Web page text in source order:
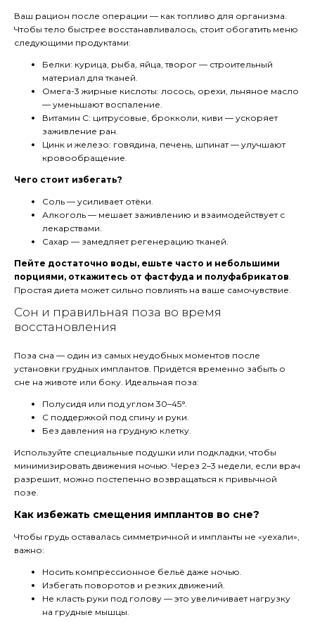
Ваш рацион после операции — как топливо для организма.
Чтобы тело быстрее восстанавливалось, стоит обогатить меню
следующими продуктами:
Белки: курица, рыба, яйца, творог — строительный
материал для тканей.
Омега-3 жирные кислоты: лосось, орехи, льняное масло
— уменьшают воспаление.
Витамин C: цитрусовые, брокколи, киви — ускоряет
заживление ран.
Цинк и железо: говядина, печень, шпинат — улучшают
кровообращение.
Чего стоит избегать?
Соль — усиливает отёки.
Алкоголь — мешает заживлению и взаимодействует с
лекарствами.
Сахар — замедляет регенерацию тканей.
Пейте достаточно воды, ешьте часто и небольшими
порциями, откажитесь от фастфуда и полуфабрикатов.
Простая диета может сильно повлиять на ваше самочувствие.
Сон и правильная поза во время
восстановления
Поза сна — один из самых неудобных моментов после
установки грудных имплантов. Придётся временно забыть о
сне на животе или боку. Идеальная поза:
Полусидя или под углом 30–45°.
С поддержкой под спину и руки.
Без давления на грудную клетку.
Используйте специальные подушки или подкладки, чтобы
минимизировать движения ночью. Через 2–3 недели, если врач
разрешит, можно постепенно возвращаться к привычной
позе.
Как избежать смещения имплантов во сне?
Чтобы грудь оставалась симметричной и импланты не «уехали»,
важно:
Носить компрессионное бельё даже ночью.
Избегать поворотов и резких движений.
Не класть руки под голову — это увеличивает нагрузку
на грудные мышцы.